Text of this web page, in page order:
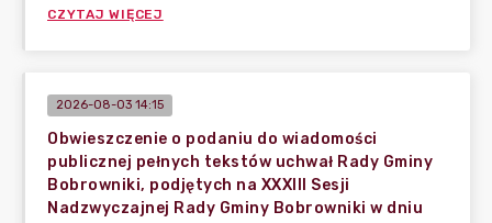
CZYTAJ WIĘCEJ
2026-08-03 14:15
Obwieszczenie o podaniu do wiadomości
publicznej pełnych tekstów uchwał Rady Gminy
Bobrowniki, podjętych na XXXIII Sesji
Nadzwyczajnej Rady Gminy Bobrowniki w dniu